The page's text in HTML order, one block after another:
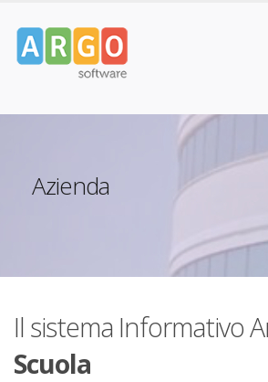
Azienda
Il sistema Informativo
Scuola